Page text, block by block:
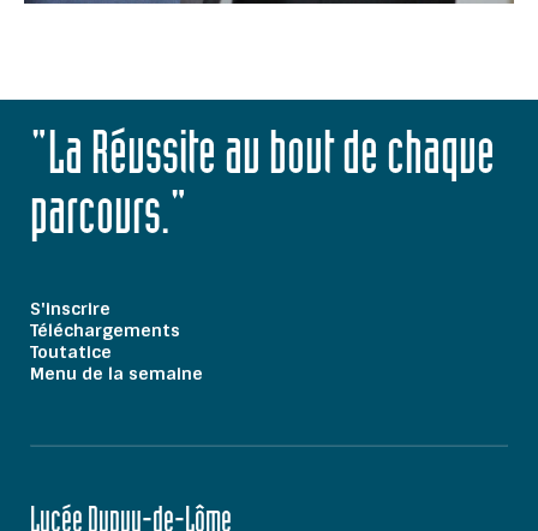
"La Réussite au bout de chaque
parcours."
S'inscrire
Téléchargements
Toutatice
Menu de la semaine